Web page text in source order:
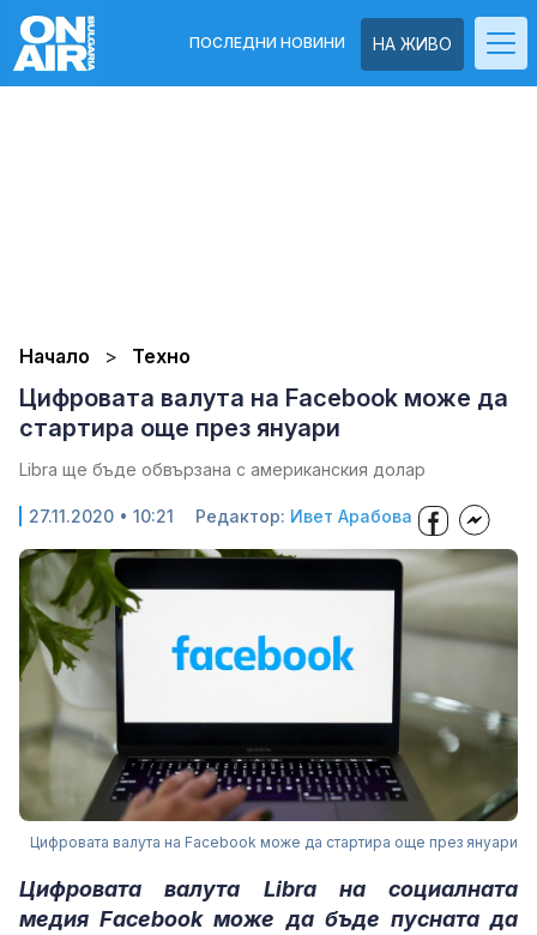
НА ЖИВО
ПОСЛЕДНИ НОВИНИ
Начало Техно
Цифровата валута на Facebook може да
стартира още през януари
Libra ще бъде обвързана с американския долар
27.11.2020 • 10:21 Редактор: Ивет Арабова
Цифровата валута на Facebook може да стартира още през януари
Цифровата валута Libra на социалната
медия Facebook може да бъде пусната да